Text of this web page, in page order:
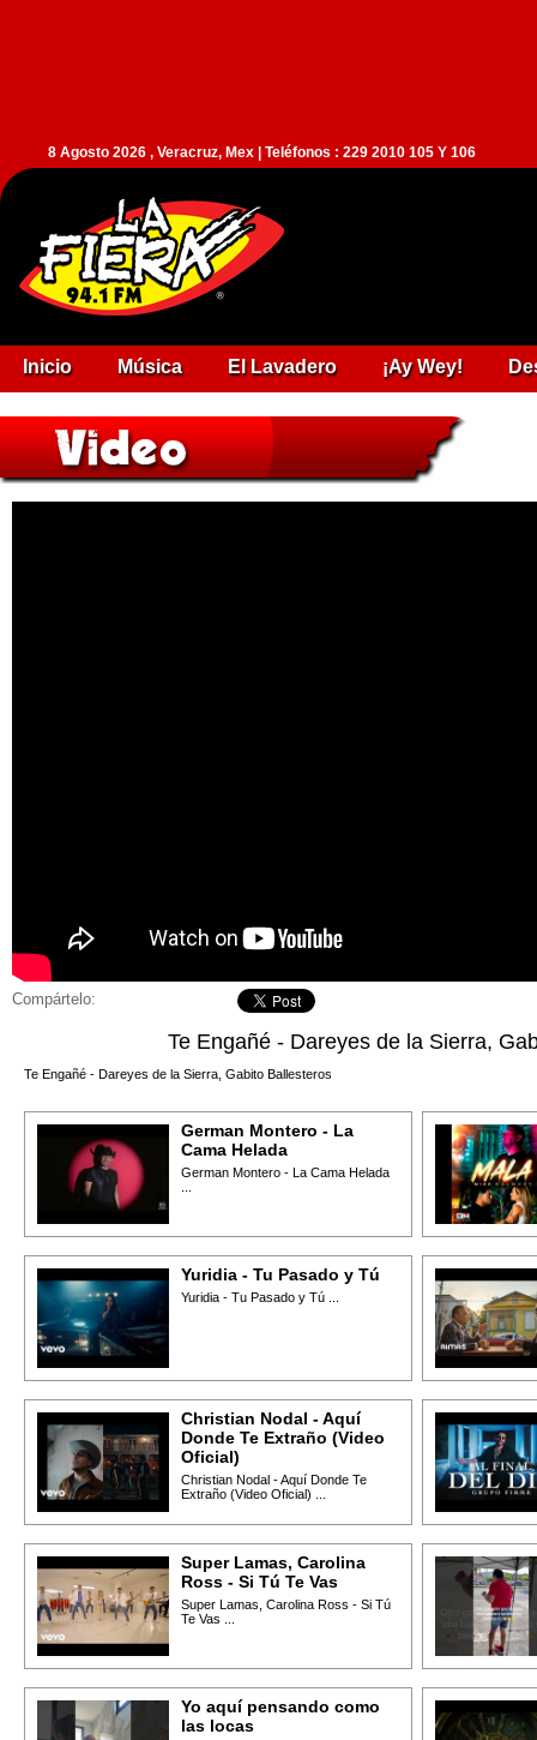
8 Agosto 2026 , Veracruz, Mex | Teléfonos : 229 2010 105 Y 106
Inicio Música El Lavadero ¡Ay Wey!
Compártelo:
Te Engañé - Dareyes de la Sierra,
Te Engañé - Dareyes de la Sierra, Gabito Ballesteros
German Montero - La
Cama Helada
German Montero - La Cama Helada
Yuridia - Tu Pasado y Tú
Yuridia - Tu Pasado y Tú ...
Christian Nodal - Aquí
Donde Te Extraño (Video
Oficial)
Christian Nodal - Aquí Donde Te
Extraño (Video Oficial) ...
Super Lamas, Carolina
Ross - Si Tú Te Vas
Super Lamas, Carolina Ross - Si Tú
Te Vas ...
Yo aquí pensando como
las locas